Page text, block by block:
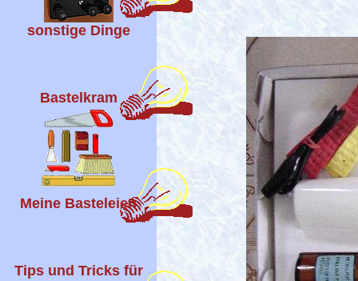
sonstige Dinge
Bastelkram
Meine Basteleien
Tips und Tricks für